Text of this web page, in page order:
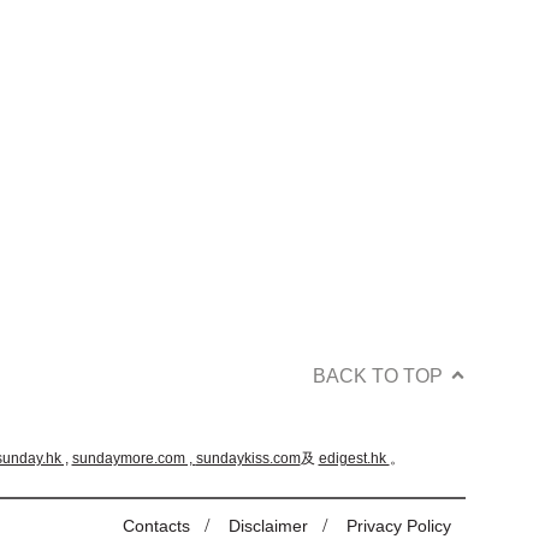
BACK TO TOP
, sundaymore.com , sundaykiss.com及 edigest.hk 。
Contacts / Disclaimer / Privacy Policy